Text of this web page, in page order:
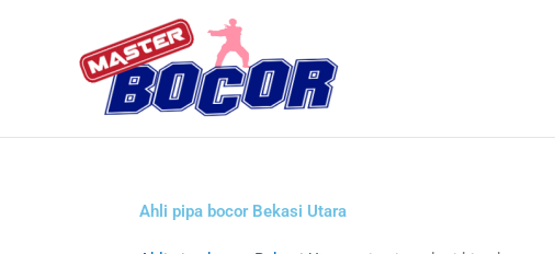
Ahli pipa bocor Bekasi Utara